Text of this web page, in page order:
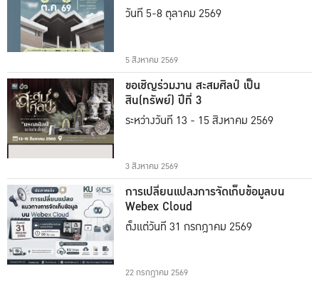
วันที่ 5-8 ตุลาคม 2569
5 สิงหาคม 2569
ขอเชิญร่วมงาน สะสมศิลป์ เป็น
สิน(ทรัพย์) ปีที่ 3
ระหว่างวันที่ 13 - 15 สิงหาคม 2569
3 สิงหาคม 2569
การเปลี่ยนแปลงการจัดเก็บข้อมูลบน
Webex Cloud
ตั้งแต่วันที่ 31 กรกฎาคม 2569
22 กรกฎาคม 2569